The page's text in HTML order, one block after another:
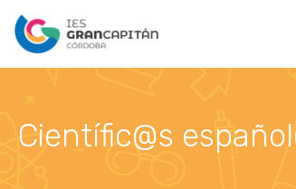
Científic@s